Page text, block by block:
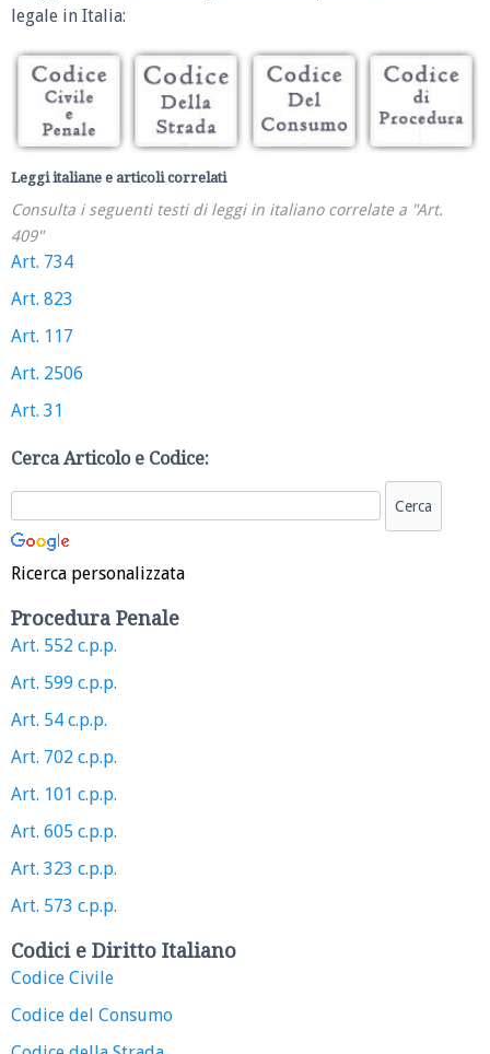
legale in Italia:
Leggi italiane e articoli correlati
Consulta i seguenti testi di leggi in italiano correlate a "Art.
409"
Art. 734
Art. 823
Art. 117
Art. 2506
Art. 31
Cerca Articolo e Codice:
Ricerca personalizzata
Procedura Penale
Art. 552 c.p.p.
Art. 599 c.p.p.
Art. 54 c.p.p.
Art. 702 c.p.p.
Art. 101 c.p.p.
Art. 605 c.p.p.
Art. 323 c.p.p.
Art. 573 c.p.p.
Codici e Diritto Italiano
Codice Civile
Codice del Consumo